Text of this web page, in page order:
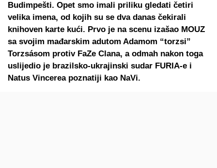
Budimpešti. Opet smo imali priliku gledati četiri
velika imena, od kojih su se dva danas čekirali
knihoven karte kući. Prvo je na scenu izašao MOUZ
sa svojim mađarskim adutom Adamom “torzsi”
Torzsásom protiv FaZe Clana, a odmah nakon toga
uslijedio je brazilsko-ukrajinski sudar FURIA-e i
Natus Vincerea poznatiji kao NaVi.